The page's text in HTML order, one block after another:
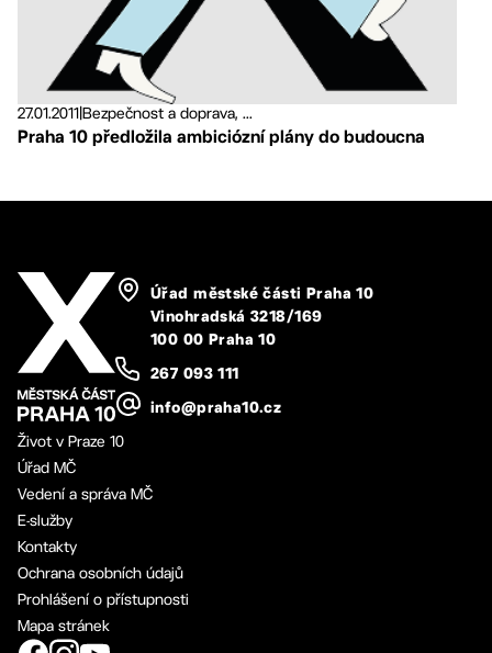
27.01.2011Bezpečnost a doprava, ...
Praha 10 předložila ambiciózní plány do budoucna
Úřad městské části Praha 10
Vinohradská 3218/169
100 00 Praha 10
267 093 111
info@praha10.cz
Život v Praze 10
Úřad MČ
Vedení a správa MČ
E-služby
Kontakty
Ochrana osobních údajů
Prohlášení o přístupnosti
Mapa stránek